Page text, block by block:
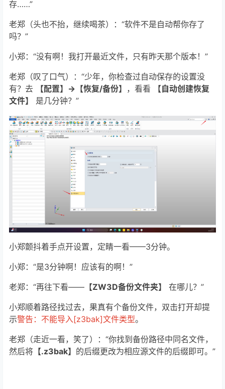
小郑（整个人石化，缓缓转头）：“老……老郑……我没保
存……”
老郑（头也不抬，继续喝茶）：“软件不是自动帮你存了
吗？”
小郑：“没有啊！我打开最近文件，只有昨天那个版本！”
老郑（叹了口气）：“少年，你检查过自动保存的设置没
有？去 【配置】→【恢复/备份】
文件】是几分钟？”
小郑颤抖着手点开设置，定睛一看——3分钟。
小郑：“是3分钟啊！应该有的啊！”
老郑：“再往下看——
【ZW3D备份文件夹】
在哪儿？”
小郑顺着路径找过去，果真有个备份文件，双击打开却提
示 警告：不能导入[z3bak]文件类型 。
老郑（走近一看，笑了）：“你找到备份路径中同名文件，